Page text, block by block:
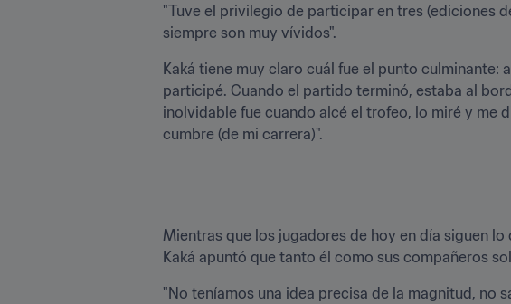
"Tuve el privilegio de participar en tres (ediciones
siempre son muy vívidos".
Kaká tiene muy claro cuál fue el punto
participé. Cuando el partido terminó, estaba al
inolvidable fue cuando alcé el trofeo, lo miré y me
cumbre (de mi carrera)".
Mientras que los jugadores de hoy en día siguen
Kaká apuntó que tanto él como sus compañeros
"No teníamos una idea precisa de la magnitud, no